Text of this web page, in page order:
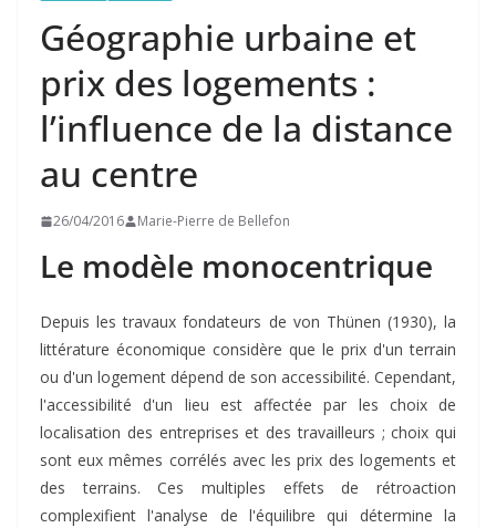
Géographie urbaine et
prix des logements :
l’influence de la distance
au centre
26/04/2016 Marie-Pierre de Bellefon
Le modèle monocentrique
Depuis les travaux fondateurs de von Thünen (1930), la
littérature économique considère que le prix d'un terrain
ou d'un logement dépend de son accessibilité. Cependant,
l'accessibilité d'un lieu est affectée par les choix de
localisation des entreprises et des travailleurs ; choix qui
sont eux mêmes corrélés avec les prix des logements et
des terrains. Ces multiples effets de rétroaction
complexifient l'analyse de l'équilibre qui détermine la